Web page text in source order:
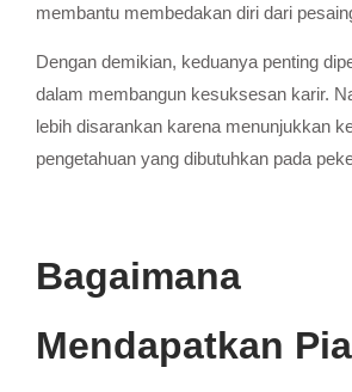
membantu membedakan diri dari
Dengan demikian, keduanya penting
dalam membangun kesuksesan karir.
lebih disarankan karena menunjukkan
pengetahuan yang dibutuhkan pada
Bagaimana
Mendapatkan